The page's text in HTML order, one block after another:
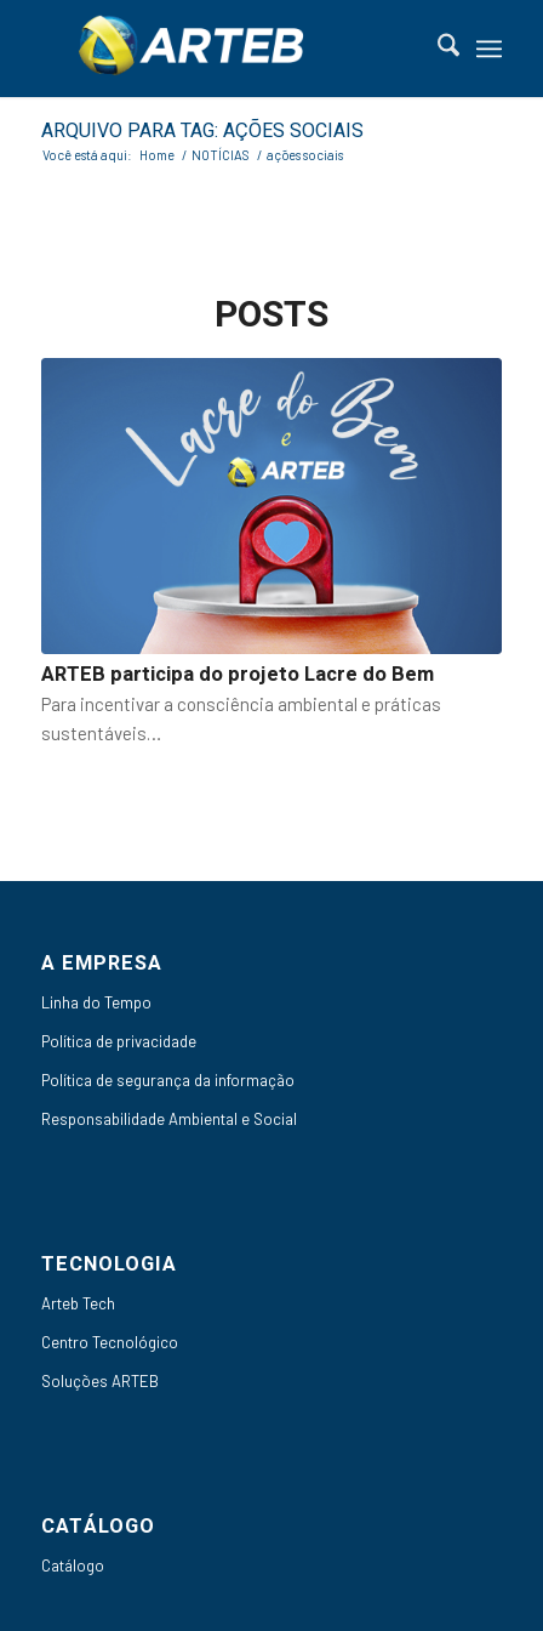
ARQUIVO PARA TAG: AÇÕES SOCIAIS
Você está aqui: Home / NOTÍCIAS / ações sociais
POSTS
ARTEB participa do projeto Lacre do Bem
Para incentivar a consciência ambiental e práticas
sustentáveis…
A EMPRESA
Linha do Tempo
Política de privacidade
Política de segurança da informação
Responsabilidade Ambiental e Social
TECNOLOGIA
Arteb Tech
Centro Tecnológico
Soluções ARTEB
CATÁLOGO
Catálogo